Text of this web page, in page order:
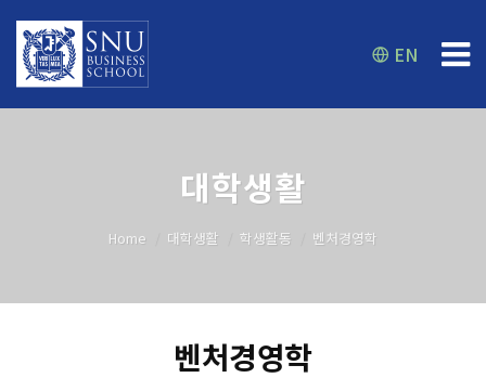
EN
대학생활
Home 대학생활 학생활동 벤처경영학
벤처경영학